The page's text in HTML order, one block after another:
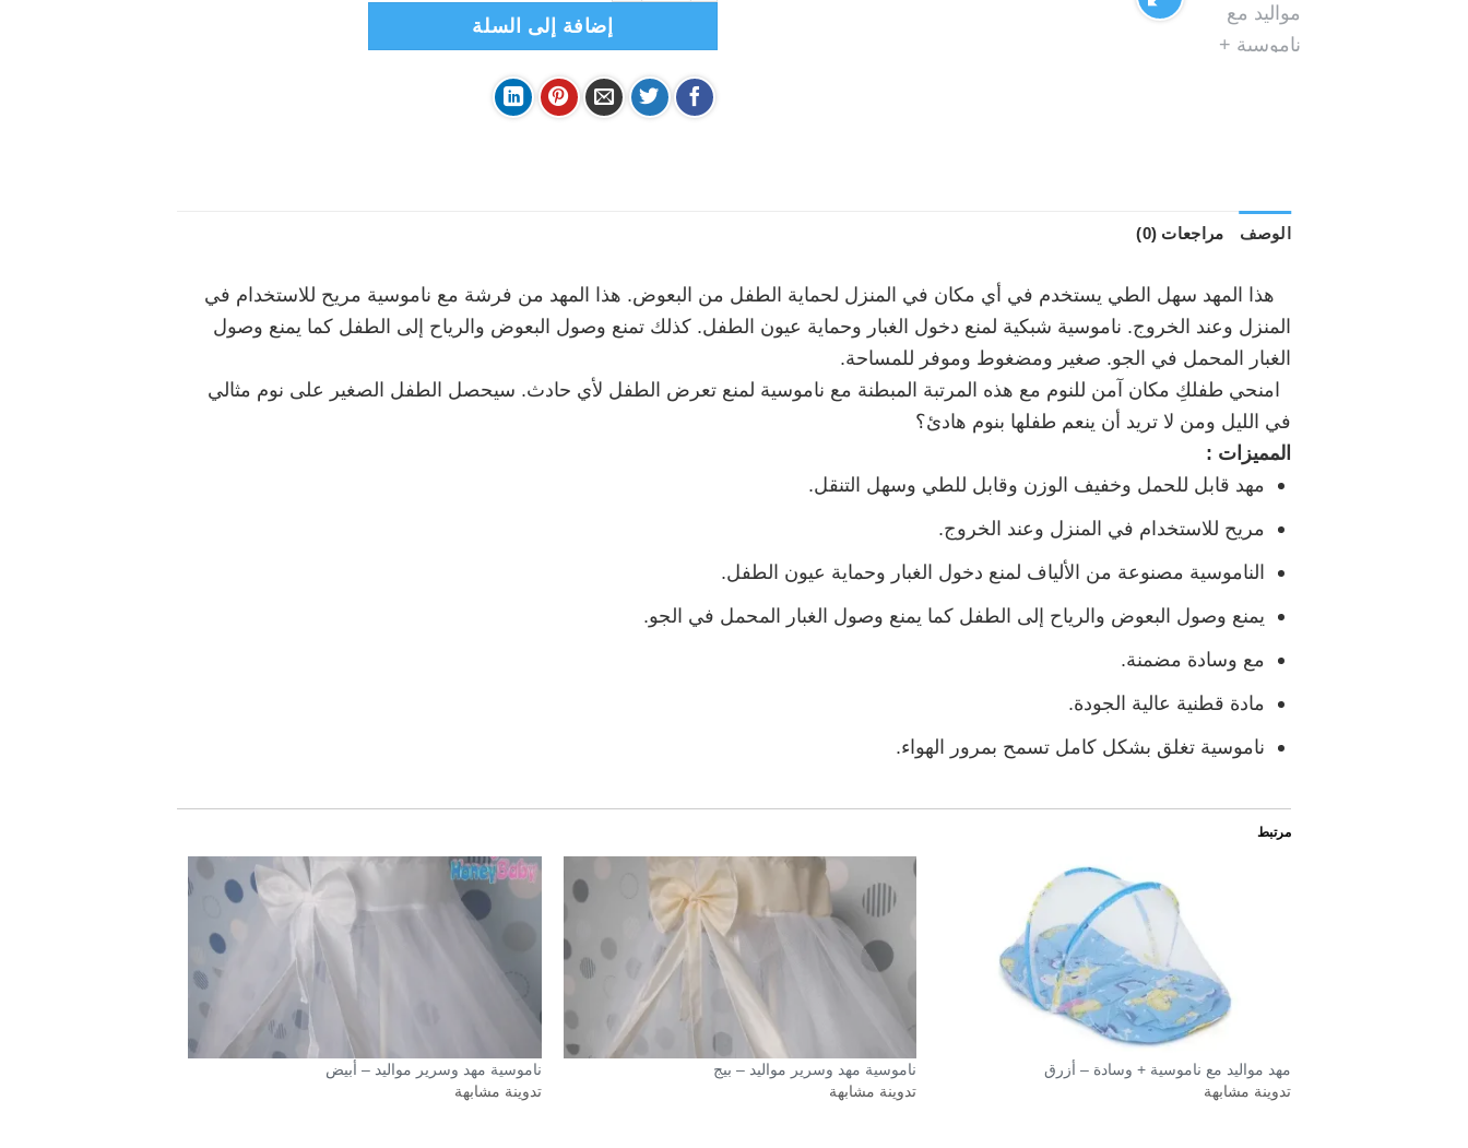
إضافة إلى السلة
الوصف مراجعات (0)
هذا المهد سهل الطي يستخدم في أي مكان في المنزل لحماية الطفل من البعوض. هذا المهد من فرشة مع ناموسية مريح للاستخدام في
المنزل وعند الخروج. ناموسية شبكية لمنع دخول الغبار وحماية عيون الطفل. كذلك تمنع وصول البعوض والرياح إلى الطفل كما يمنع وصول
الغبار المحمل في الجو. صغير ومضغوط وموفر للمساحة.
امنحي طفلكِ مكان آمن للنوم مع هذه المرتبة المبطنة مع ناموسية لمنع تعرض الطفل لأي حادث. سيحصل الطفل الصغير على نوم مثالي
في الليل ومن لا تريد أن ينعم طفلها بنوم هادئ؟
المميزات :
مهد قابل للحمل وخفيف الوزن وقابل للطي وسهل التنقل.
مريح للاستخدام في المنزل وعند الخروج.
الناموسية مصنوعة من الألياف لمنع دخول الغبار وحماية عيون الطفل.
يمنع وصول البعوض والرياح إلى الطفل كما يمنع وصول الغبار المحمل في الجو.
مع وسادة مضمنة.
مادة قطنية عالية الجودة.
ناموسية تغلق بشكل كامل تسمح بمرور الهواء.
مرتبط
مهد مواليد مع ناموسية + وسادة – أزرق
تدوينة مشابهة
ناموسية مهد وسرير مواليد – بيج
تدوينة مشابهة
ناموسية مهد وسرير مواليد – أبيض
تدوينة مشابهة